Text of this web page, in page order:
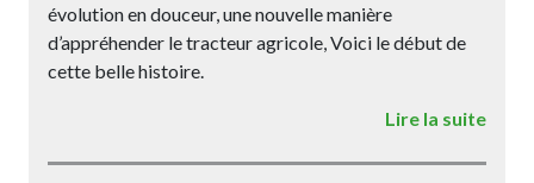
évolution en douceur, une nouvelle manière
d’appréhender le tracteur agricole, Voici le début de
cette belle histoire.
Lire la suite